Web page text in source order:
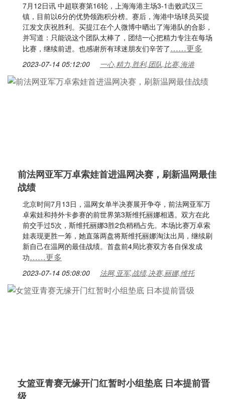
7月12日讯 中超联赛第16轮，上海海港主场3-1击败武汉三
镇，目前以6分的优势领跑积分榜。赛后，海港中场球员买提
江发文庆祝胜利。买提江在个人微博中晒出了海港队的合影，
并写道：只能说这个团队太棒了，团结一心把精力专注在每场
比赛，继续前进。也感谢所有球迷朋友们辛苦了……更多
2023-07-14 05:12:00 一心,精力,胜利,团队,比赛,海港
前法网亚军万卓索娃首进温网决赛，刷新温网最佳
战绩
北京时间7月13日，温网女单半决赛展开争夺，前法网亚军万
卓索娃和持外卡参赛的前世界第3斯维托丽娜相遇。双方在此
前交手过5次，斯维托丽娜3胜2负稍稍占先。本场比赛万卓索
娃表现更胜一筹，她直落两盘将斯维托丽娜淘汰出局，继续刷
新自己在温网的最佳战绩。首盘前4局比赛双方各自保发成
功……更多
2023-07-14 05:08:00 法网,亚军,战绩,决赛,丽娜,维托
女篮亚青赛无缘开门红暂时小组垫底 日本提前晋
级